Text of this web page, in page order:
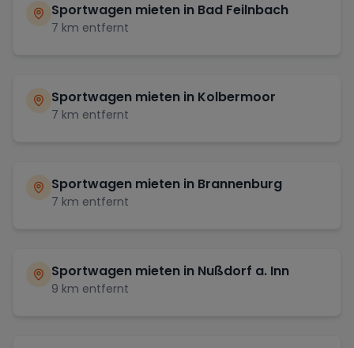
Sportwagen mieten in Bad Feilnbach
7 km entfernt
Sportwagen mieten in Kolbermoor
7 km entfernt
Sportwagen mieten in Brannenburg
7 km entfernt
Sportwagen mieten in Nußdorf a. Inn
9 km entfernt